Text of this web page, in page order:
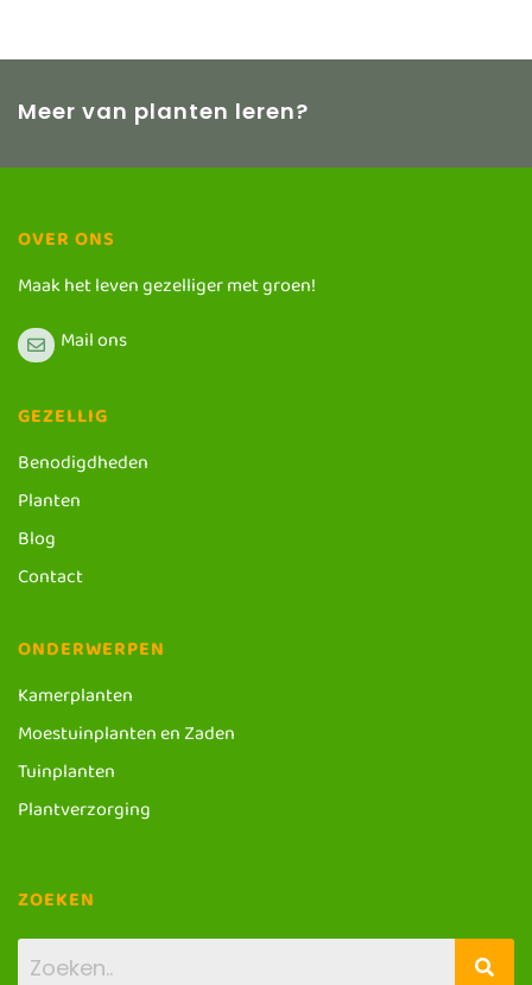
Meer van planten leren?
OVER ONS
Maak het leven gezelliger met groen!
Mail ons
GEZELLIG
Benodigdheden
Planten
Blog
Contact
ONDERWERPEN
Kamerplanten
Moestuinplanten en Zaden
Tuinplanten
Plantverzorging
ZOEKEN